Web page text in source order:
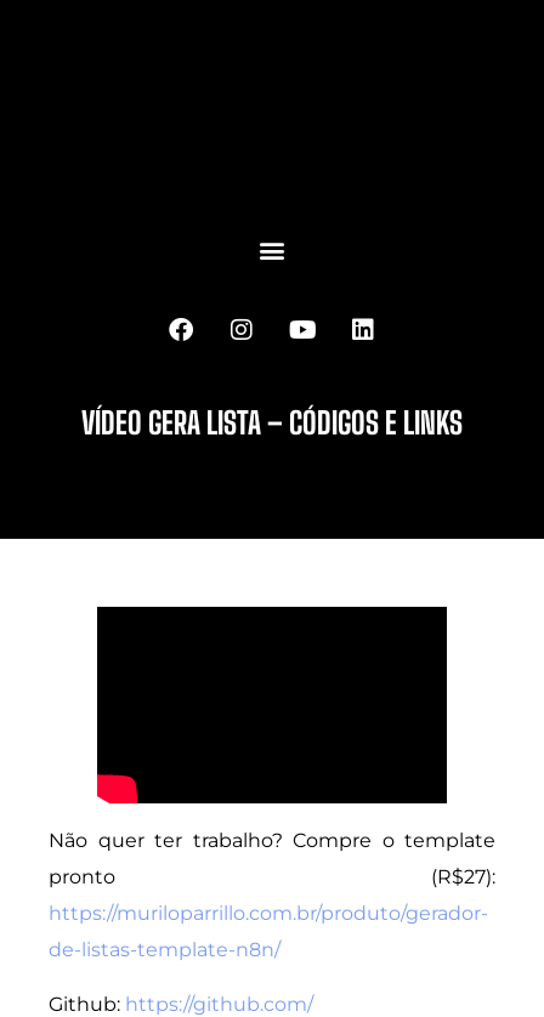
VÍDEO GERA LISTA – CÓDIGOS E LINKS
Não quer ter trabalho? Compre o template
pronto (R$27):
https://muriloparrillo.com.br/produto/gerador-
de-listas-template-n8n/
Github: https://github.com/